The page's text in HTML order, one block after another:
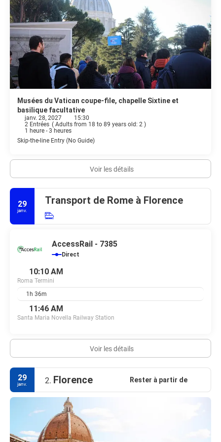
Musées du Vatican coupe-file, chapelle Sixtine et
basilique facultative
janv. 28, 2027
15:30
2 Entrées ( Adults from 18 to 89 years old: 2 )
1 heure - 3 heures
Skip-the-line Entry (No Guide)
Voir les détails
29
janv.
Transport de Rome à Florence
AccessRail - 7385
Direct
10:10 AM
Roma Termini
1h 36m
11:46 AM
Santa Maria Novella Railway Station
Voir les détails
29
janv. 2. Florence Rester à partir de